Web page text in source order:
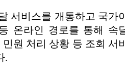
서비스를 개통하고 국가
온라인 경로를 통해 속
원 처리 상황 등 조회 서
.